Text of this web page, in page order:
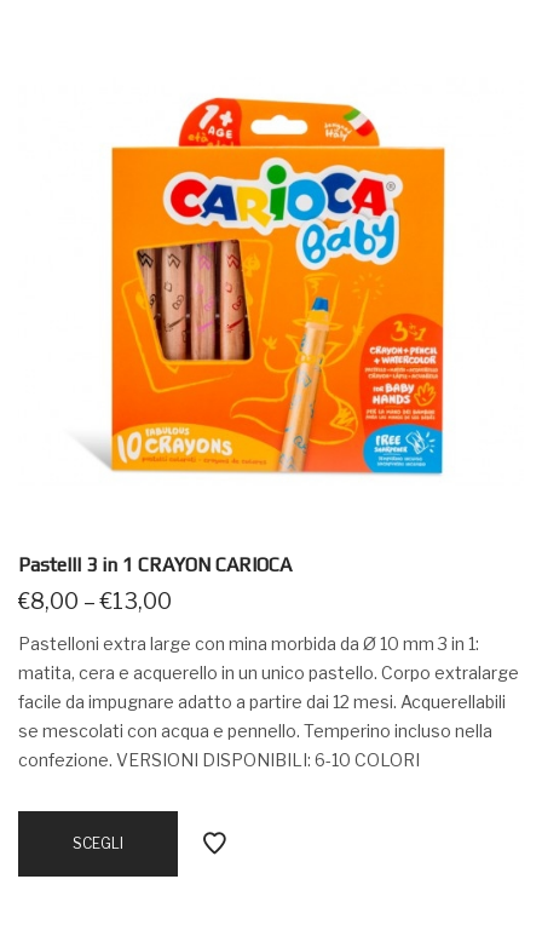
PastellI 3 in 1 CRAYON CARIOCA
€8,00 –€13,00
Pastelloni extra large con mina morbida da Ø 10 mm 3 in 1:
matita, cera e acquerello in un unico pastello. Corpo extralarge
facile da impugnare adatto a partire dai 12 mesi. Acquerellabili
se mescolati con acqua e pennello. Temperino incluso nella
confezione. VERSIONI DISPONIBILI: 6-10 COLORI
SCEGLI